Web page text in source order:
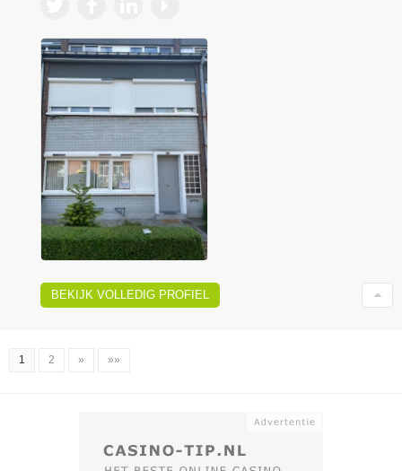
BEKIJK VOLLEDIG PROFIEL
1 2 » »»